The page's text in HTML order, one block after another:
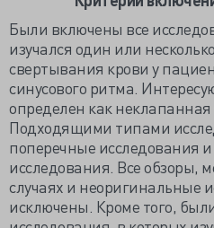
Были включены все
изучался один или
свертывания крови у
синусового ритма.
определен как
Подходящими типами
поперечные исследования
исследования. Все обзоры,
случаях и неоригинальные
исключены. Кроме того,